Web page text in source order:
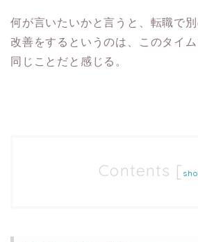
何が言いたいかと言うと、転職で
改善をするというのは、このタイム
同じことだと感じる。
Contents [